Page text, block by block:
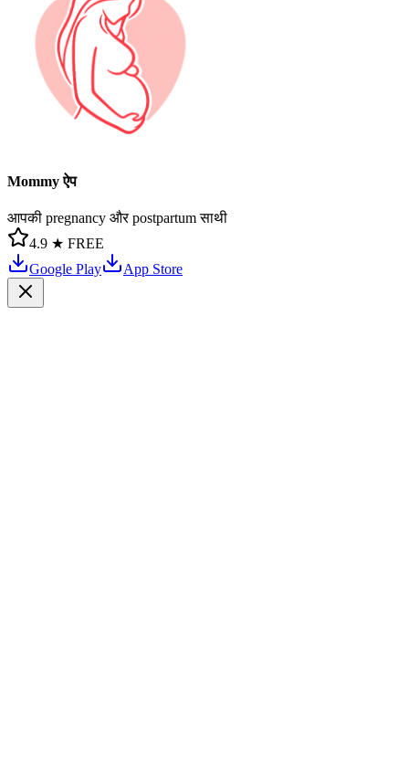
Mommy ऐप
आपकी pregnancy और postpartum साथी
4.9 ★ FREE
Google Play
App Store